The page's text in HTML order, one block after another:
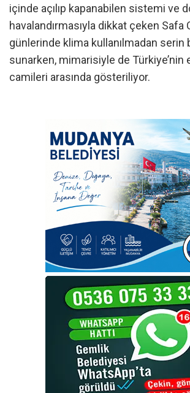
içinde açılıp kapanabilen sistemi ve
havalandırmasıyla dikkat çeken Safa
günlerinde klima kullanılmadan serin
sunarken, mimarisiyle de Türkiye’nin
camileri arasında gösteriliyor.